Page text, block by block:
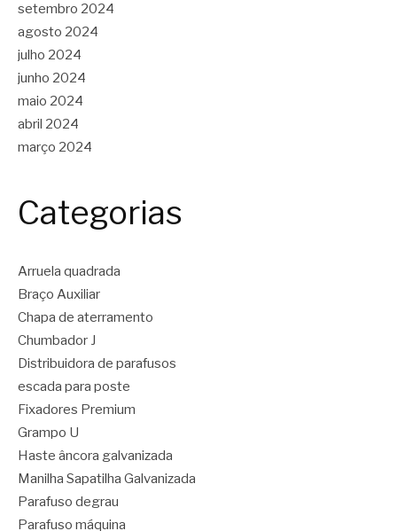
setembro 2024
agosto 2024
julho 2024
junho 2024
maio 2024
abril 2024
março 2024
Categorias
Arruela quadrada
Braço Auxiliar
Chapa de aterramento
Chumbador J
Distribuidora de parafusos
escada para poste
Fixadores Premium
Grampo U
Haste âncora galvanizada
Manilha Sapatilha Galvanizada
Parafuso degrau
Parafuso máquina